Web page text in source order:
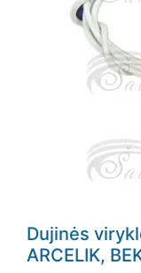
Dujinės
ARCELIK,